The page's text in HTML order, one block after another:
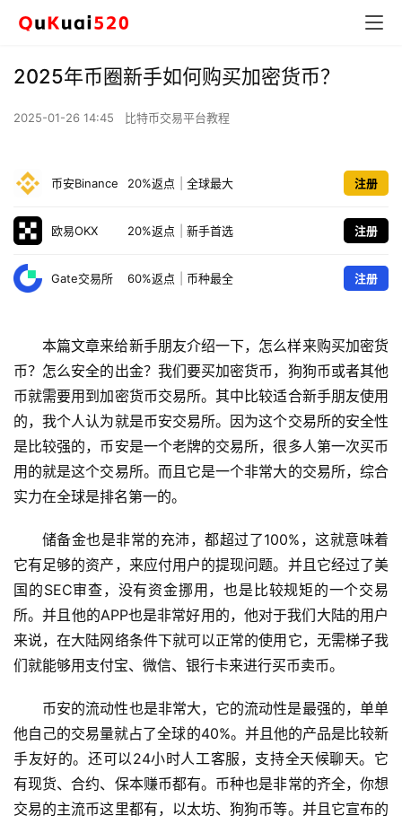
2025年币圈新手如何购买加密货币？
2025-01-26 14:45 比特币交易平台教程
币安Binance 20%返点 全球最大 注册
欧易OKX 20%返点 新手首选 注册
Gate交易所 60%返点 币种最全 注册
本篇文章来给新手朋友介绍一下，怎么样来购买加密货
币？怎么安全的出金？我们要买加密货币，狗狗币或者其他
币就需要用到加密货币交易所。其中比较适合新手朋友使用
的，我个人认为就是币安交易所。因为这个交易所的安全性
是比较强的，币安是一个老牌的交易所，很多人第一次买币
用的就是这个交易所。而且它是一个非常大的交易所，综合
实力在全球是排名第一的。
储备金也是非常的充沛，都超过了100%，这就意味着
它有足够的资产，来应付用户的提现问题。并且它经过了美
国的SEC审查，没有资金挪用，也是比较规矩的一个交易
所。并且他的APP也是非常好用的，他对于我们大陆的用户
来说，在大陆网络条件下就可以正常的使用它，无需梯子我
们就能够用支付宝、微信、银行卡来进行买币卖币。
币安的流动性也是非常大，它的流动性是最强的，单单
他自己的交易量就占了全球的40%。并且他的产品是比较新
手友好的。还可以24小时人工客服，支持全天候聊天。它
有现货、合约、保本赚币都有。币种也是非常的齐全，你想
交易的主流币这里都有，以太坊、狗狗币等。并且它宣布的